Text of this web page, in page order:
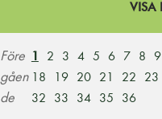
VISA
Före
gåen
de
1 2 3 4 5 6 7 8 9
18
19 20 21 22 23
32
33 34 35 36